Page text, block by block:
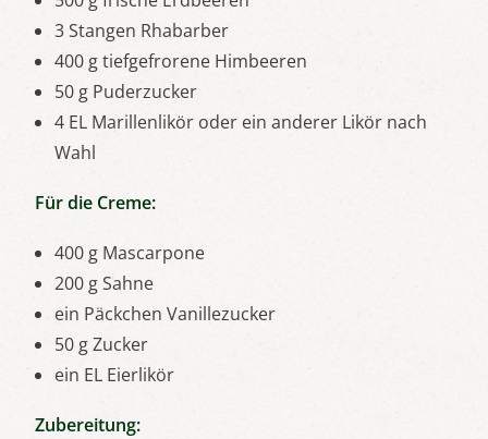
3 Stangen Rhabarber
400 g tiefgefrorene Himbeeren
50 g Puderzucker
4 EL Marillenlikör oder ein anderer Likör nach
Wahl
Für die Creme:
400 g Mascarpone
200 g Sahne
ein Päckchen Vanillezucker
50 g Zucker
ein EL Eierlikör
Zubereitung: